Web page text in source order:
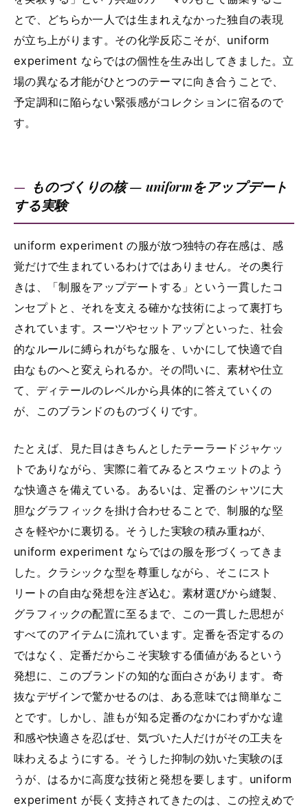
とで、どちらか一人では生まれえなかった独自の表現
が立ち上がります。その化学反応こそが、uniform
experiment ならではの個性を生み出してきました。立
場の異なる才能がひとつのテーマに向き合うことで、
予定調和に陥らない緊張感がコレクションに宿るので
す。
ものづくりの核 — uniformをアップデート
する実験
uniform experiment の服が放つ独特の存在感は、感
覚だけで生まれているわけではありません。その奥行
きは、「制服をアップデートする」という一貫したコ
ンセプトと、それを支える確かな技術によって裏打ち
されています。スーツやセットアップといった、社会
的なルールに縛られがちな服を、いかにして快適で自
由なものへと変えられるか。その問いに、素材や仕立
て、ディテールのレベルから具体的に答えていくの
が、このブランドのものづくりです。
たとえば、見た目はきちんとしたテーラードジャケッ
トでありながら、実際に着てみるとスウェットのよう
な快適さを備えている。あるいは、定番のシャツに大
胆なグラフィックを掛け合わせることで、制服的な堅
さを軽やかに裏切る。そうした実験の積み重ねが、
uniform experiment ならではの服を形づくってきま
した。クラシックな型を尊重しながら、そこにスト
リートの自由な発想を注ぎ込む。素材選びから縫製、
グラフィックの配置に至るまで、この一貫した思想が
すべてのアイテムに流れています。定番を否定するの
ではなく、定番だからこそ実験する価値があるという
発想に、このブランドの知的な面白さがあります。奇
抜なデザインで驚かせるのは、ある意味では簡単なこ
とです。しかし、誰もが知る定番のなかにわずかな違
和感や快適さを忍ばせ、気づいた人だけがその工夫を
味わえるようにする。そうした抑制の効いた実験のほ
うが、はるかに高度な技術と発想を要します。uniform
experiment が長く支持されてきたのは、この控えめで